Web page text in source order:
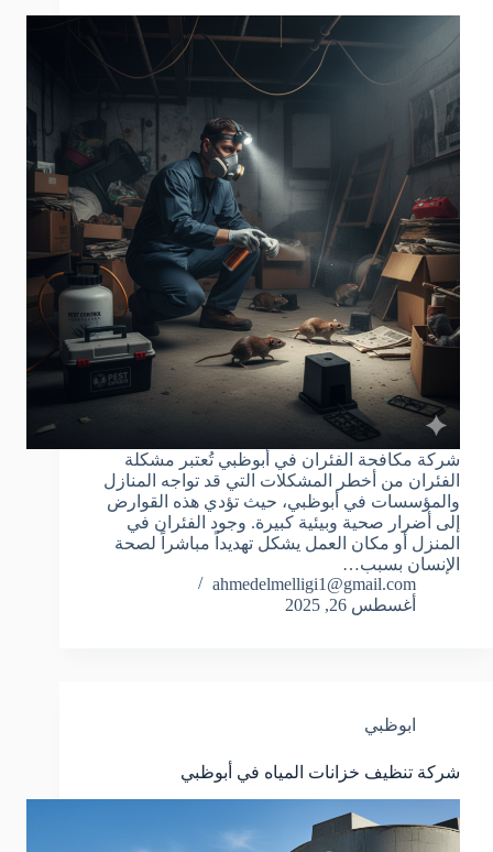
شركة مكافحة الفئران في أبوظبي تُعتبر مشكلة
الفئران من أخطر المشكلات التي قد تواجه المنازل
والمؤسسات في أبوظبي، حيث تؤدي هذه القوارض
إلى أضرار صحية وبيئية كبيرة. وجود الفئران في
المنزل أو مكان العمل يشكل تهديداً مباشراً لصحة
الإنسان بسبب…
ahmedelmelligi1@gmail.com
أغسطس 26, 2025
ابوظبي
شركة تنظيف خزانات المياه في أبوظبي